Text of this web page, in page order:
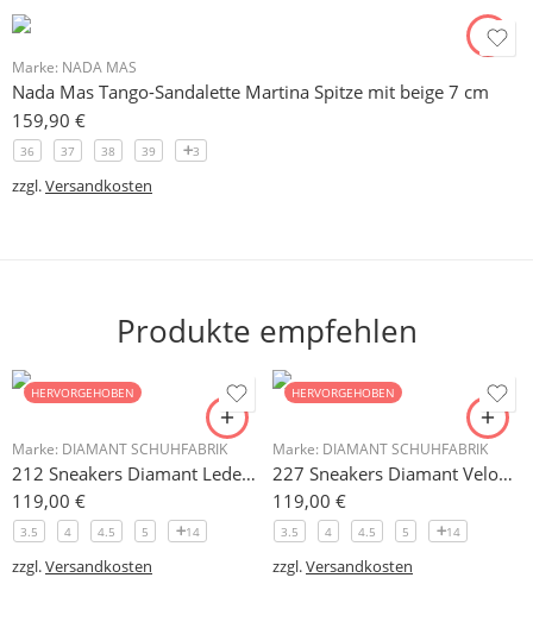
Marke: NADA MAS
Nada Mas Tango-Sandalette Martina Spitze mit beige 7 cm
159,90 €
36 37 38 39 3
zzgl.Versandkosten
Produkte empfehlen
HERVORGEHOBEN
Marke: DIAMANT SCHUHFABRIK
212 Sneakers Diamant Leder weiss, drehfreudige Kunststoffsohle
119,00 €
3.5 4 4.5 5 14
zzgl.Versandkosten
HERVORGEHOBEN
Marke: DIAMANT SCHUHFABRIK
227 Sneakers Diamant Veloursleder hellgrau, drehfreudige Kunststoffsohle
119,00 €
3.5 4 4.5 5 14
zzgl.Versandkosten